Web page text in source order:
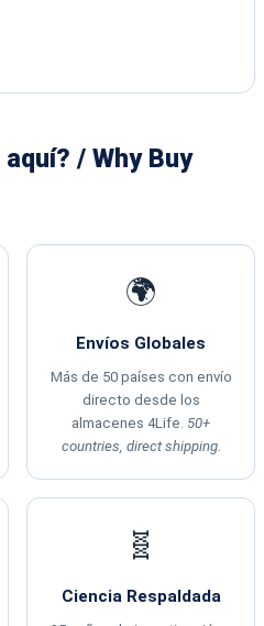
/ Why Buy
🌍
Envíos Globales
Más de 50 países con envío
directo desde los
almacenes 4Life. 50+
countries, direct shipping.
🧬
Ciencia Respaldada